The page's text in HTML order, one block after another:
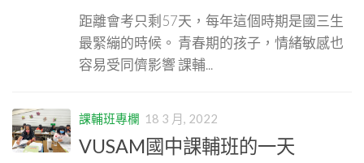
距離會考只剩57天，每年這個時期是國三生
最緊繃的時候。 青春期的孩子，情緒敏感也
容易受同儕影響 課輔...
課輔班專欄 18 3 月, 2022
VUSAM國中課輔班的一天